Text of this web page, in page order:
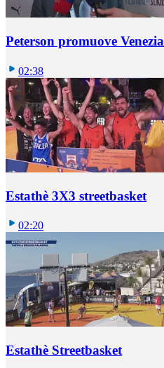
Peterson promuove Venezia
02:38
Estathè 3X3 streetbasket
02:20
Estathè Streetbasket